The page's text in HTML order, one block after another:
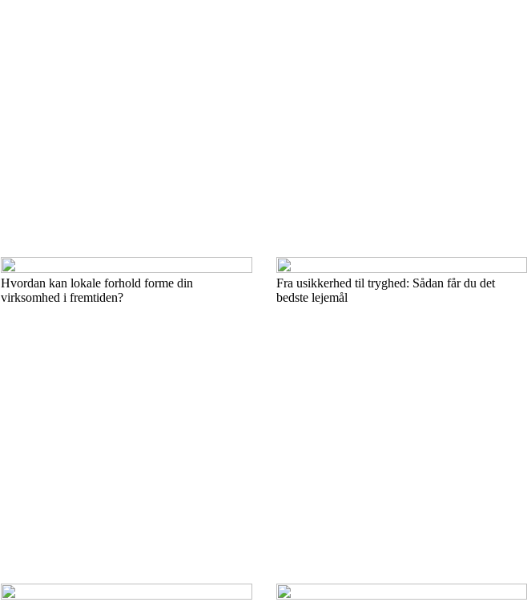
Hvordan kan lokale forhold forme din
virksomhed i fremtiden?
Fra usikkerhed til tryghed: Sådan får du det
bedste lejemål